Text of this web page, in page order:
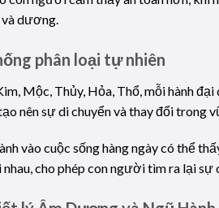
dương.
phân loại tự nhiên
Mộc, Thủy, Hỏa, Thổ, mỗi hành
nên sự di chuyển và thay đổi trong
vào cuộc sống hàng ngày có thể
cho phép con người tìm ra lại